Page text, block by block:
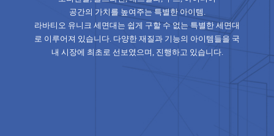
공간의 가치를 높여주는 특별한 아이템.
라바티오 유니크 세면대는 쉽게 구할 수 없는 특별한 세면대
로 이루어져 있습니다. 다양한 재질과 기능의 아이템들을 국
내 시장에 최초로 선보였으며, 진행하고 있습니다.